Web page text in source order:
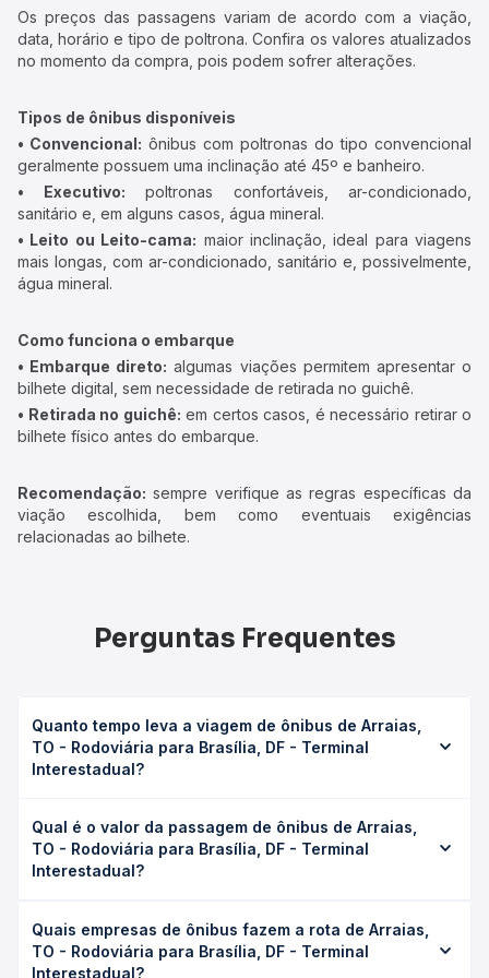
Os preços das passagens variam de acordo com a viação,
data, horário e tipo de poltrona. Confira os valores atualizados
no momento da compra, pois podem sofrer alterações.
Tipos de ônibus disponíveis
• Convencional: ônibus com poltronas do tipo convencional
geralmente possuem uma inclinação até 45º e banheiro.
• Executivo: poltronas confortáveis, ar-condicionado,
sanitário e, em alguns casos, água mineral.
• Leito ou Leito-cama: maior inclinação, ideal para viagens
mais longas, com ar-condicionado, sanitário e, possivelmente,
água mineral.
Como funciona o embarque
• Embarque direto: algumas viações permitem apresentar o
bilhete digital, sem necessidade de retirada no guichê.
• Retirada no guichê: em certos casos, é necessário retirar o
bilhete físico antes do embarque.
Recomendação: sempre verifique as regras específicas da
viação escolhida, bem como eventuais exigências
relacionadas ao bilhete.
Perguntas Frequentes
Quanto tempo leva a viagem de ônibus de Arraias,
TO - Rodoviária para Brasília, DF - Terminal
Interestadual?
Brasília, DF - Terminal Interestadual leva em média 7h
30min, podendo variar conforme a viação, o tipo de
serviço (convencional, executivo ou leito) e as condições
desejada.
Qual é o valor da passagem de ônibus de Arraias,
TO - Rodoviária para Brasília, DF - Terminal
Interestadual?
Rodoviária para Brasília, DF - Terminal Interestadual custa
em média R$ 153,83 e varia conforme a data da viagem, a
Quais empresas de ônibus fazem a rota de Arraias,
TO - Rodoviária para Brasília, DF - Terminal
Interestadual?